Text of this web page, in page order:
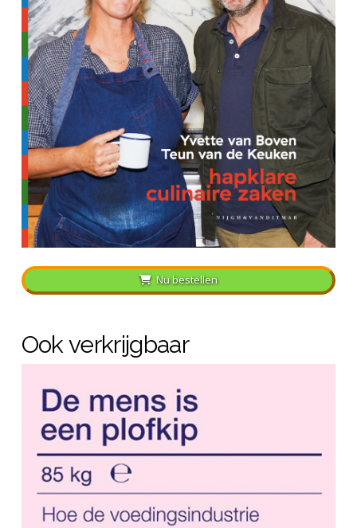
Nu bestellen
Ook verkrijgbaar